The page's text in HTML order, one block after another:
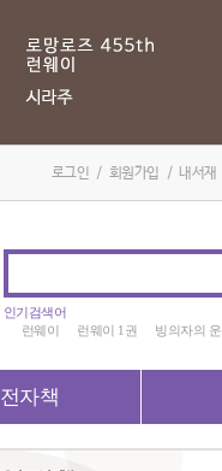
로그인 / 회원가입 / 내서재
인기검색어
런웨이
런웨이 1권 빙의자의
전자책